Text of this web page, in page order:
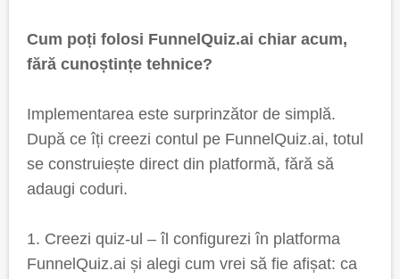
Cum poți folosi FunnelQuiz.ai chiar acum,
fără cunoștințe tehnice?
Implementarea este surprinzător de simplă.
După ce îți creezi contul pe FunnelQuiz.ai, totul
se construiește direct din platformă, fără să
adaugi coduri.
1. Creezi quiz-ul – îl configurezi în platforma
FunnelQuiz.ai și alegi cum vrei să fie afișat: ca